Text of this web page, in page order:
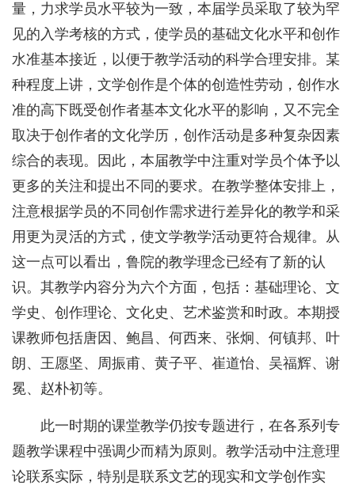
量，力求学员水平较为一致，本届学员采取了较为罕
见的入学考核的方式，使学员的基础文化水平和创作
水准基本接近，以便于教学活动的科学合理安排。某
种程度上讲，文学创作是个体的创造性劳动，创作水
准的高下既受创作者基本文化水平的影响，又不完全
取决于创作者的文化学历，创作活动是多种复杂因素
综合的表现。因此，本届教学中注重对学员个体予以
更多的关注和提出不同的要求。在教学整体安排上，
注意根据学员的不同创作需求进行差异化的教学和采
用更为灵活的方式，使文学教学活动更符合规律。从
这一点可以看出，鲁院的教学理念已经有了新的认
识。其教学内容分为六个方面，包括：基础理论、文
学史、创作理论、文化史、艺术鉴赏和时政。本期授
课教师包括唐因、鲍昌、何西来、张炯、何镇邦、叶
朗、王愿坚、周振甫、黄子平、崔道怡、吴福辉、谢
冕、赵朴初等。
此一时期的课堂教学仍按专题进行，在各系列专
题教学课程中强调少而精为原则。教学活动中注意理
论联系实际，特别是联系文艺的现实和文学创作实